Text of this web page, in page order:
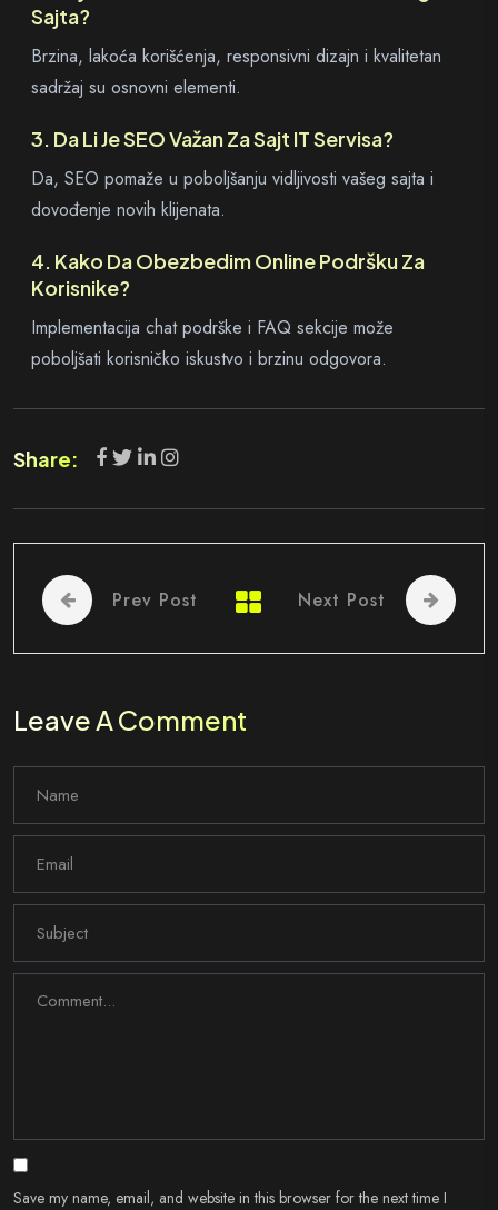
Sajta?
Brzina, lakoća korišćenja, responsivni dizajn i kvalitetan
sadržaj su osnovni elementi.
3. Da Li Je SEO Važan Za Sajt IT Servisa?
Da, SEO pomaže u poboljšanju vidljivosti vašeg sajta i
dovođenje novih klijenata.
4. Kako Da Obezbedim Online Podršku Za
Korisnike?
Implementacija chat podrške i FAQ sekcije može
poboljšati korisničko iskustvo i brzinu odgovora.
Share:
Prev Post Next Post
Leave A Comment
Save my name, email, and website in this browser for the next time I